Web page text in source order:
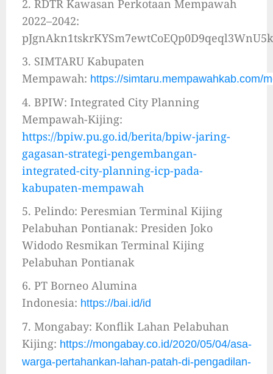
2. RDTR Kawasan Perkotaan Mempawah
2022–2042:
3. SIMTARU Kabupaten
Mempawah: https://simtaru.mempawahkab.com/
4. BPIW: Integrated City Planning
Mempawah-Kijing:
https://bpiw.pu.go.id/berita/bpiw-jaring-
gagasan-strategi-pengembangan-
integrated-city-planning-icp-pada-
kabupaten-mempawah
5. Pelindo: Peresmian Terminal Kijing
Pelabuhan Pontianak: Presiden Joko
Widodo Resmikan Terminal Kijing
Pelabuhan Pontianak
6. PT Borneo Alumina
Indonesia: https://bai.id/id
7. Mongabay: Konflik Lahan Pelabuhan
Kijing: https://mongabay.co.id/2020/05/04/asa-
warga-pertahankan-lahan-patah-di-pengadilan-